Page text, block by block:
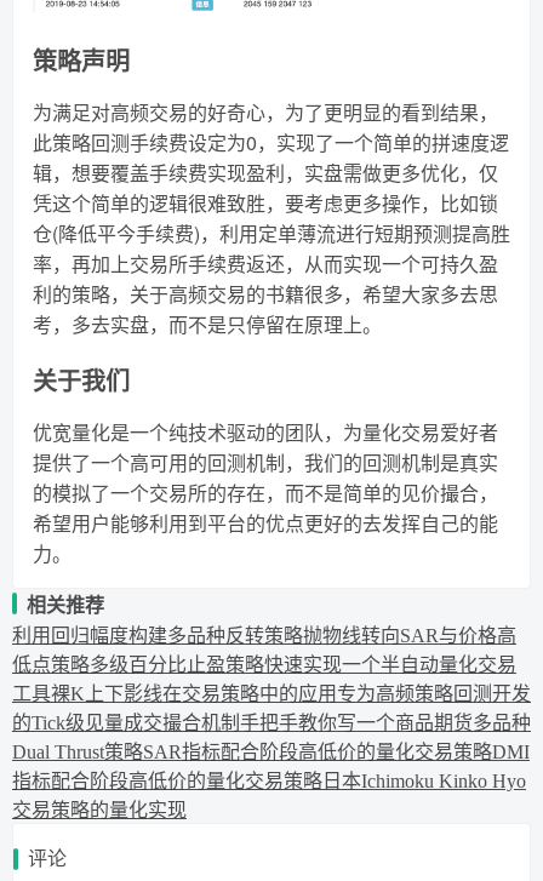
策略声明
为满足对高频交易的好奇心，为了更明显的看到结果，
此策略回测手续费设定为0，实现了一个简单的拼速度逻
辑，想要覆盖手续费实现盈利，实盘需做更多优化，仅
凭这个简单的逻辑很难致胜，要考虑更多操作，比如锁
仓(降低平今手续费)，利用定单薄流进行短期预测提高胜
率，再加上交易所手续费返还，从而实现一个可持久盈
利的策略，关于高频交易的书籍很多，希望大家多去思
考，多去实盘，而不是只停留在原理上。
关于我们
优宽量化是一个纯技术驱动的团队，为量化交易爱好者
提供了一个高可用的回测机制，我们的回测机制是真实
的模拟了一个交易所的存在，而不是简单的见价撮合，
希望用户能够利用到平台的优点更好的去发挥自己的能
力。
相关推荐
利用回归幅度构建多品种反转策略抛物线转向SAR与价格高
低点策略多级百分比止盈策略快速实现一个半自动量化交易
工具裸K上下影线在交易策略中的应用 专为高频策略回测开发
的Tick级见量成交撮合机制 手把手教你写一个商品期货多品种
Dual Thrust策略SAR指标配合阶段高低价的量化交易策略DMI
指标配合阶段高低价的量化交易策略 日本Ichimoku Kinko Hyo
交易策略的量化实现
评论